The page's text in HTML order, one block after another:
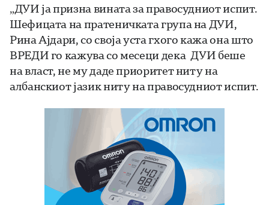
„ДУИ ја призна вината за правосудниот испит.
Шефицата на пратеничката група на ДУИ,
Рина Ајдари, со своја уста гхого кажа она што
ВРЕДИ го кажува со месеци дека ДУИ беше
на власт, не му даде приоритет ниту на
албанскиот јазик ниту на правосудниот испит.